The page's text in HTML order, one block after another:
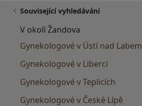
Související vyhledávání
V okolí Žandova
Gynekologové v Ústí nad Labem
Gynekologové v Liberci
Gynekologové v Teplicích
Gynekologové v České Lípě